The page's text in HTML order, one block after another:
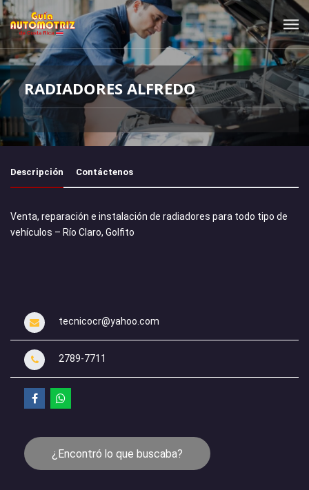
RADIADORES ALFREDO
Descripción Contáctenos
Venta, reparación e instalación de radiadores para todo tipo de
vehículos – Río Claro, Golfito
tecnicocr@yahoo.com
2789-7711
¿Encontró lo que buscaba?